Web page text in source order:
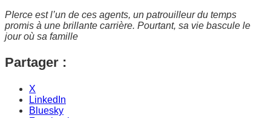
PIerce est l’un de ces agents, un patrouilleur du temps
promis à une brillante carrière. Pourtant, sa vie bascule le
jour où sa famille
Partager :
X
LinkedIn
Bluesky